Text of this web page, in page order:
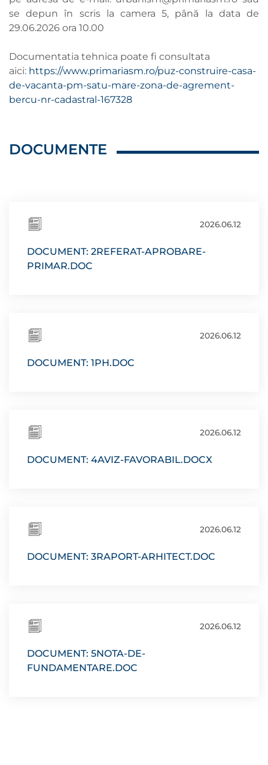
se depun în scris la camera 5, până la data de
29.06.2026 ora 10.00
Documentatia tehnica poate fi consultata
aici: https://www.primariasm.ro/puz-construire-casa-
de-vacanta-pm-satu-mare-zona-de-agrement-
bercu-nr-cadastral-167328
DOCUMENTE
2026.06.12
DOCUMENT: 2REFERAT-APROBARE-
PRIMAR.DOC
2026.06.12
DOCUMENT: 1PH.DOC
2026.06.12
DOCUMENT: 4AVIZ-FAVORABIL.DOCX
2026.06.12
DOCUMENT: 3RAPORT-ARHITECT.DOC
2026.06.12
DOCUMENT: 5NOTA-DE-
FUNDAMENTARE.DOC